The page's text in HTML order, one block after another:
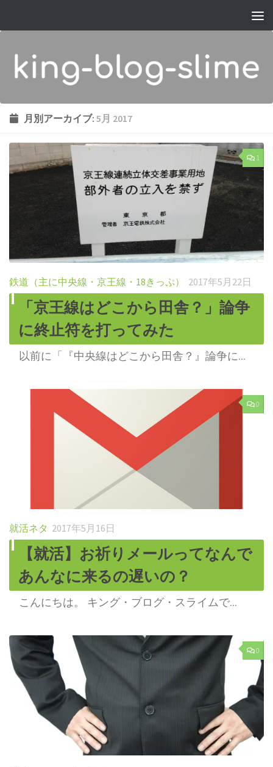
月別アーカイブ: 5月 2017
1
鉄道（主に中央線・京王線・18きっぷ） 2017年5月22日
「京王線はどこから田舎？」論争
に終止符を打ってみた
以前に「『中央線はどこから田舎？』論争に...
0
就活ネタ 2017年5月16日
【就活】お祈りメールってなんで
あんなに来るの遅いの？
こんにちは。 キング・ブログ・スライムで...
0